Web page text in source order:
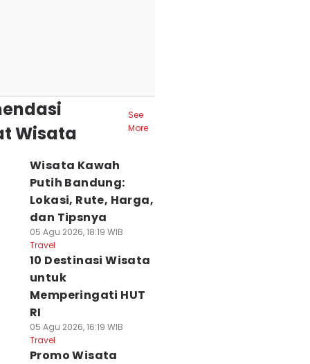
Wisata
See
More
Wisata Kawah
Putih Bandung:
Lokasi, Rute, Harga,
dan Tipsnya
05 Agu 2026, 18:19 WIB
Travel
10 Destinasi Wisata
untuk
Memperingati HUT
RI
05 Agu 2026, 16:19 WIB
Travel
Promo Wisata